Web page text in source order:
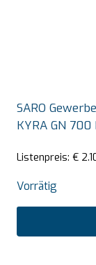
SARO
KYRA GN 700
Listenpreis: €
Vorrätig